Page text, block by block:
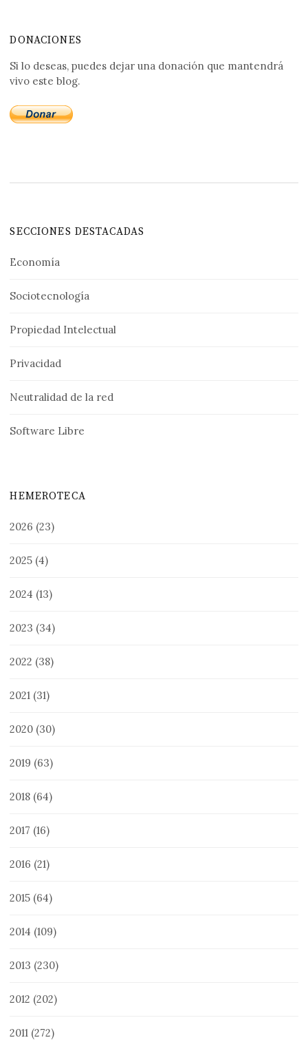
DONACIONES
Si lo deseas, puedes dejar una donación que mantendrá
vivo este blog.
SECCIONES DESTACADAS
Economía
Sociotecnología
Propiedad Intelectual
Privacidad
Neutralidad de la red
Software Libre
HEMEROTECA
2026 (23)
2025 (4)
2024 (13)
2023 (34)
2022 (38)
2021 (31)
2020 (30)
2019 (63)
2018 (64)
2017 (16)
2016 (21)
2015 (64)
2014 (109)
2013 (230)
2012 (202)
2011 (272)